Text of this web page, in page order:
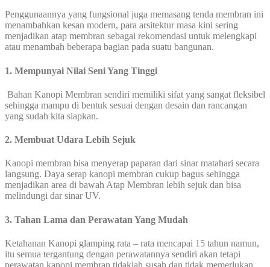
Penggunaannya yang fungsional juga memasang tenda membran ini
menambahkan kesan modern, para arsitektur masa kini sering
menjadikan atap membran sebagai rekomendasi untuk melengkapi
atau menambah beberapa bagian pada suatu bangunan.
1. Mempunyai Nilai Seni Yang Tinggi
Bahan Kanopi Membran sendiri memiliki sifat yang sangat fleksibel
sehingga mampu di bentuk sesuai dengan desain dan rancangan
yang sudah kita siapkan.
2. Membuat Udara Lebih Sejuk
Kanopi membran bisa menyerap paparan dari sinar matahari secara
langsung. Daya serap kanopi membran cukup bagus sehingga
menjadikan area di bawah Atap Membran lebih sejuk dan bisa
melindungi dar sinar UV.
3. Tahan Lama dan Perawatan Yang Mudah
Ketahanan Kanopi glamping rata – rata mencapai 15 tahun namun,
itu semua tergantung dengan perawatannya sendiri akan tetapi
perawatan kanopi membran tidaklah susah dan tidak memerlukan